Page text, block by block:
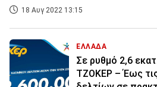
18 Αυγ 2022 13:15
ΕΛΛΑΔΑ
Σε ρυθμό 2,6
ΤΖΟΚΕΡ – Έως